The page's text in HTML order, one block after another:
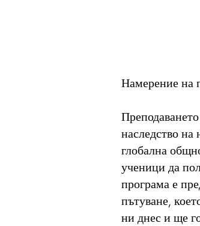
Намерение на
наследство на
глобална
ученици да
програма е
пътуване,
ни днес и ще